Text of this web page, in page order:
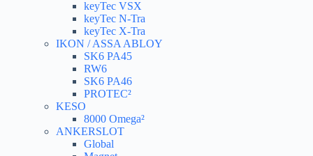
keyTec VSX
keyTec N-Tra
keyTec X-Tra
IKON / ASSA ABLOY
SK6 PA45
RW6
SK6 PA46
PROTEC²
KESO
8000 Omega²
ANKERSLOT
Global